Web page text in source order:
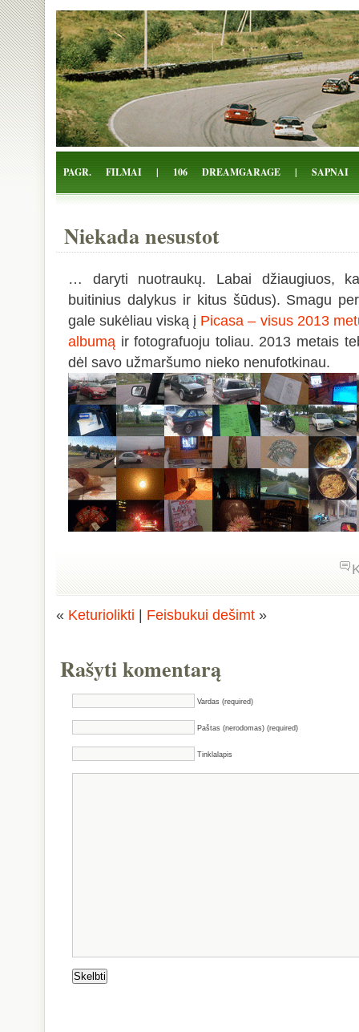
Žalio Tarakono blogas
PAGR. FILMAI | 106 DREAMGARAGE | SAPNAI
Niekada nesustot
… daryti nuotraukų. Labai džiaugiuos,
buitinius dalykus ir kitus šūdus). Smagu
gale sukėliau viską į Picasa – visus 2013
albumą ir fotografuoju toliau. 2013 metais
dėl savo užmaršumo nieko nenufotkinau.
« Keturiolikti Feisbukui dešimt »
Rašyti komentarą
Vardas (required)
Paštas (nerodomas) (required)
Tinklalapis